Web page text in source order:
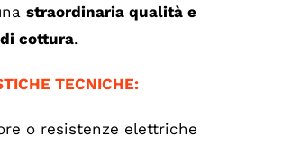
straordinaria qualità e
cottura.
TECNICHE:
o resistenze elettriche